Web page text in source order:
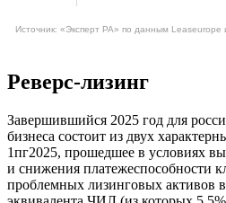
Источник: «Эксперт РА» по данным Leaseurope
Реверс-лизинг
Завершившийся 2025 год для
бизнеса состоит из двух
1пг2025, прошедшее в условиях
и снижения платежеспособности
проблемных лизинговых активов